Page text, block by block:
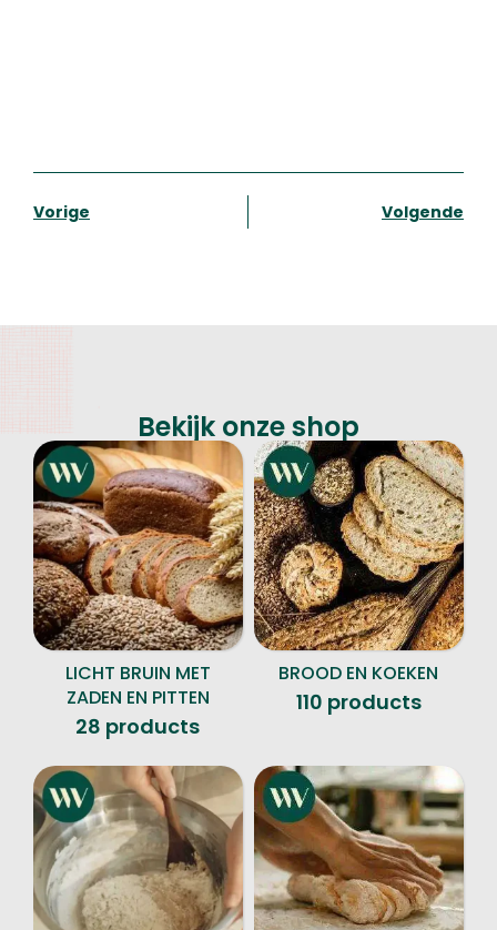
Vorige Volgende
Bekijk onze shop
LICHT BRUIN MET
ZADEN EN PITTEN
28 products
BROOD EN KOEKEN
110 products